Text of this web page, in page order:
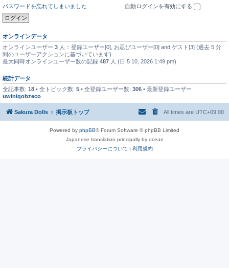
パスワードを忘れてしまいました
自動ログインを有効にする
オンラインデータ
オンラインユーザー 3 人 :: 登録ユーザー[0], お忍びユーザー[0] and ゲスト[3] (過去 5 分
間のユーザーアクションに基づいています)
最大同時オンラインユーザー数の記録 487 人 (日 5 10, 2026 1:49 pm)
統計データ
全記事数: 18 • 全トピック数: 5 • 全登録ユーザー数: 306 • 最新登録ユーザー
uwiniqobzeco
Sakura Dolls 掲示板トップ All times are UTC+09:00
Powered by phpBB® Forum Software © phpBB Limited
Japanese translation principally by ocean
プライバシーについて | 利用規約